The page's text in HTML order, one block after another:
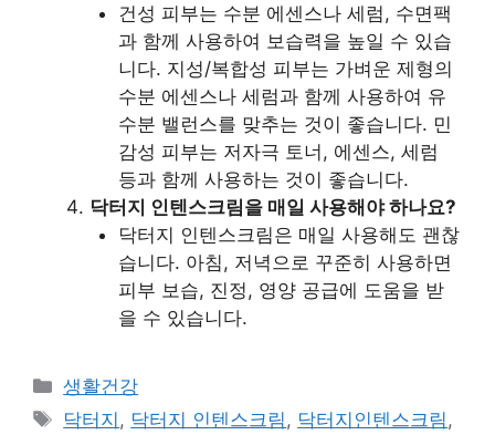
건성 피부는 수분 에센스나 세럼, 수면팩
과 함께 사용하여 보습력을 높일 수 있습
니다. 지성/복합성 피부는 가벼운 제형의
수분 에센스나 세럼과 함께 사용하여 유
수분 밸런스를 맞추는 것이 좋습니다. 민
감성 피부는 저자극 토너, 에센스, 세럼
등과 함께 사용하는 것이 좋습니다.
닥터지 인텐스크림을 매일 사용해야 하나요?
닥터지 인텐스크림은 매일 사용해도 괜찮
습니다. 아침, 저녁으로 꾸준히 사용하면
피부 보습, 진정, 영양 공급에 도움을 받
을 수 있습니다.
Categories
생활건강
Tags
닥터지 , 닥터지 인텐스크림, 닥터지인텐스크림,